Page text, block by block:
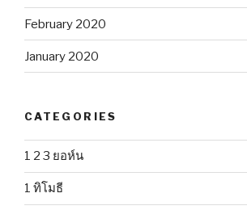
February 2020
January 2020
CATEGORIES
1 2 3 ยอห์น
1 ทิโมธี